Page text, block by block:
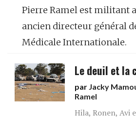
Pierre Ramel est militant
ancien directeur général
Médicale Internationale.
Le deuil et la
par Jacky
Ramel
Hila, Ronen, Avi